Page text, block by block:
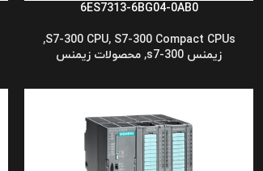
6ES7313-6BG04-0AB0
S7-300 CPU, S7-300 Compact CPUs
,
زیمنس s7-300
, محصولات زیمنس